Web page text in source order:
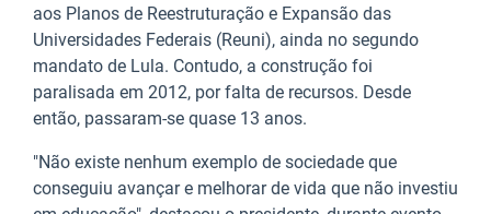
aos Planos de Reestruturação e Expansão das
Universidades Federais (Reuni), ainda no segundo
mandato de Lula. Contudo, a construção foi
paralisada em 2012, por falta de recursos. Desde
então, passaram-se quase 13 anos.
"Não existe nenhum exemplo de sociedade que
conseguiu avançar e melhorar de vida que não investiu